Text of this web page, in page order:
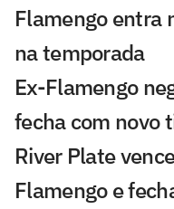
Flamengo entra
na temporada
Ex-Flamengo
fecha com novo
River Plate
Flamengo e